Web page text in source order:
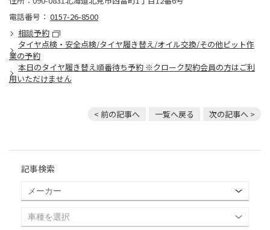
電話番号： 0157-26-8500
相談予約
タイヤ点検・安全点検/タイヤ履き替え/オイル交換/その他ピット作
業の予約
本日のタイヤ履き替え順番待ち予約 ※クローク契約会員の方はご利
用いただけません
< 前の記事へ 一覧へ戻る 次の記事へ >
記事検索